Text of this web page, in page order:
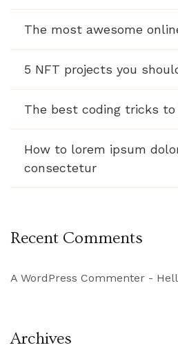
The most awesome
5 NFT projects you
The best coding tricks
How to lorem ipsum
consectetur
Recent Comments
A WordPress Commenter -
Archives